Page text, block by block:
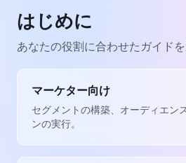
はじめに
あなたの役割に合わせたガイド
マーケター向け
セグメントの構築、オーディエン
ンの実行。